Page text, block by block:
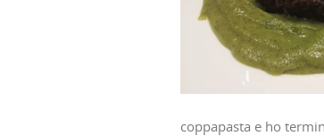
coppapasta e ho